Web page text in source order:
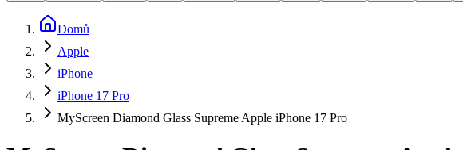
Domů
Apple
iPhone
iPhone 17 Pro
MyScreen Diamond Glass Supreme Apple iPhone 17 Pro